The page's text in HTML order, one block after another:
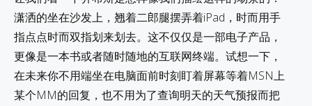
潇洒的坐在沙发上，翘着二郎腿摆弄着iPad，时而用手
指点点时而双指划来划去。这不仅仅是一部电子产品，
更像是一本书或者随时随地的互联网终端。试想一下，
在未来你不用端坐在电脑面前时刻盯着屏幕等着MSN上
某个MM的回复，也不用为了查询明天的天气预报而把